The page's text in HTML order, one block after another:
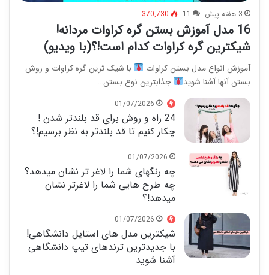
3 هفته پیش 11
370,730
16 مدل آموزش بستن گره کراوات مردانه!
شیکترین گره کراوات کدام است!؟(با ویدیو)
آموزش انواع مدل بستن کراوات
با شیک ترین گره کراوات و روش
بستن آنها آشنا شوید
جذابترین نوع بستن…
01/07/2026
24 راه و روش برای قد بلندتر شدن !
چکار کنیم تا قد بلندتر به نظر برسیم!؟
01/07/2026
چه رنگهای شما را لاغر تر نشان میدهد؟
چه طرح هایی شما را لاغرتر نشان
میدهد!؟
01/07/2026
شیکترین مدل های استایل دانشگاهی!
با جدیدترین ترندهای تیپ دانشگاهی
آشنا شوید